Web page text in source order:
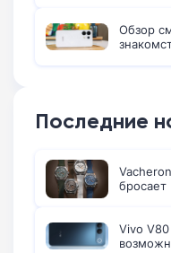
Обзор
Последние
Vivo